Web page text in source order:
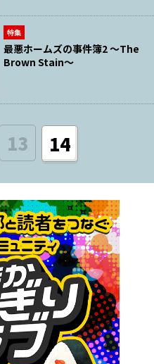
特集
最悪ホームズの事件簿2 ～The
Brown Stain～
13 14